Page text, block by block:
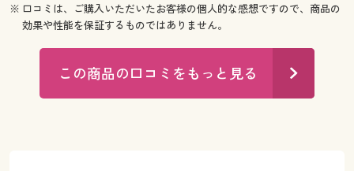
※ 口コミは、ご購入いただいたお客様の個人的な感想ですので、商品の
効果や性能を保証するものではありません。
この商品の口コミをもっと見る